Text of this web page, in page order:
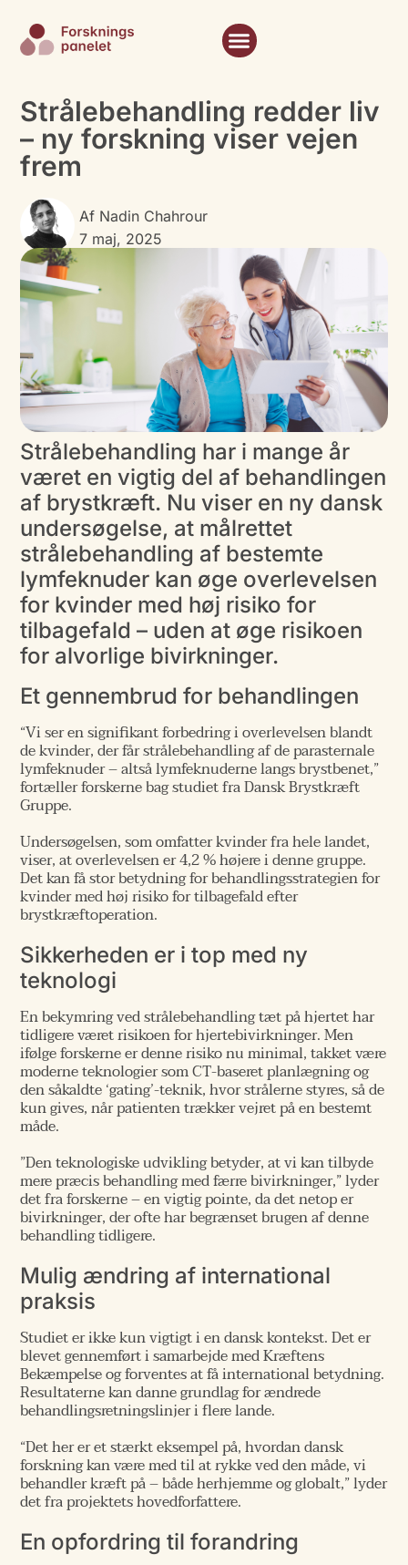
Strålebehandling redder liv
– ny forskning viser vejen
frem
Af Nadin Chahrour
7 maj, 2025
Strålebehandling har i mange år
været en vigtig del af behandlingen
af brystkræft. Nu viser en ny dansk
undersøgelse, at målrettet
strålebehandling af bestemte
lymfeknuder kan øge overlevelsen
for kvinder med høj risiko for
tilbagefald – uden at øge risikoen
for alvorlige bivirkninger.
Et gennembrud for behandlingen
“Vi ser en signifikant forbedring i overlevelsen blandt
de kvinder, der får strålebehandling af de parasternale
lymfeknuder – altså lymfeknuderne langs brystbenet,”
fortæller forskerne bag studiet fra Dansk Brystkræft
Gruppe.
Undersøgelsen, som omfatter kvinder fra hele landet,
viser, at overlevelsen er 4,2 % højere i denne gruppe.
Det kan få stor betydning for behandlingsstrategien for
kvinder med høj risiko for tilbagefald efter
brystkræftoperation.
Sikkerheden er i top med ny
teknologi
En bekymring ved strålebehandling tæt på hjertet har
tidligere været risikoen for hjertebivirkninger. Men
ifølge forskerne er denne risiko nu minimal, takket være
moderne teknologier som CT-baseret planlægning og
den såkaldte ‘gating’-teknik, hvor strålerne styres, så de
kun gives, når patienten trækker vejret på en bestemt
måde.
”Den teknologiske udvikling betyder, at vi kan tilbyde
mere præcis behandling med færre bivirkninger,” lyder
det fra forskerne – en vigtig pointe, da det netop er
bivirkninger, der ofte har begrænset brugen af denne
behandling tidligere.
Mulig ændring af international
praksis
Studiet er ikke kun vigtigt i en dansk kontekst. Det er
blevet gennemført i samarbejde med Kræftens
Bekæmpelse og forventes at få international betydning.
Resultaterne kan danne grundlag for ændrede
behandlingsretningslinjer i flere lande.
“Det her er et stærkt eksempel på, hvordan dansk
forskning kan være med til at rykke ved den måde, vi
behandler kræft på – både herhjemme og globalt,” lyder
det fra projektets hovedforfattere.
En opfordring til forandring